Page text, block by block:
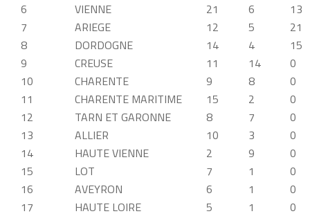
6
VIENNE 21 6
13
7
ARIEGE 12 5
21
8
DORDOGNE 14 4
15
9
CREUSE 11 14
0
10
CHARENTE 9 8
0
11
CHARENTE MARITIME 15 2
0
12
TARN ET GARONNE 8 7
0
13
ALLIER 10 3
0
14
HAUTE VIENNE 2 9
0
15
LOT 7 1
0
16
AVEYRON 6 1
0
17
HAUTE LOIRE 5 1
0